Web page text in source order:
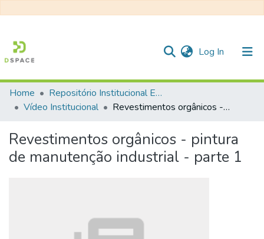
Log In (current)
Communities & Collections
Statistics
Home
Repositório Institucional EESC
Vídeo Institucional
Revestimentos orgânicos - pintura de manutenção industrial - parte 1
Revestimentos orgânicos - pintura
de manutenção industrial - parte 1